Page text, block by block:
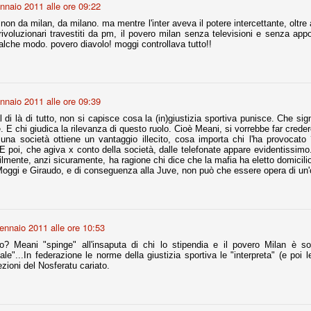
2011 alle ore 09:22
da milan, da milano. ma mentre l'inter aveva il potere intercettante,
travestiti da pm, il povero milan senza televisioni e senza
modo. povero diavolo! moggi controllava tutto!!
2011 alle ore 09:39
di là di tutto, non si capisce cosa la (in)giustizia sportiva punisce. Che
E chi giudica la rilevanza di questo ruolo. Cioè Meani, si vorrebbe far
società ottiene un vantaggio illecito, cosa importa chi l'ha
poi, che agiva x conto della società, dalle telefonate appare
anzi sicuramente, ha ragione chi dice che la mafia ha eletto
e Giraudo, e di conseguenza alla Juve, non può che essere opera di
2011 alle ore 10:53
Meani "spinge" all'insaputa di chi lo stipendia e il povero Milan è
federazione le norme della giustizia sportiva le "interpreta" (e poi
del Nosferatu cariato.
uno fra i maggiori talenti del calcio italiano della sua generazione,
nell'anticipo, bravo in marcatura, bravo nello scegliere il tempo
bravo nell'avanzare palla al piede, bravo nei colpi di testa. Bravo.
annunciate di Tevez e Pirlo, svecchiando al contempo una rosa
sono tutte mosse che puntano a ringiovanire la rosa affidandosi a
per la Juventus l'epoca degli accordi di compartecipazione
del Sassuolo, così come Berardi (ora al 100%). Se uno dei due
atto di quanto costerà. Di certo, quei due giocatori, insieme a